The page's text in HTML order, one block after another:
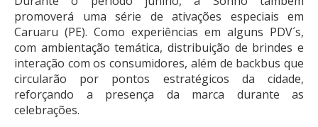
promoverá uma série de ativações especiais em
Caruaru (PE). Como experiências em alguns PDV´s,
com ambientação temática, distribuição de brindes e
interação com os consumidores, além de backbus que
circularão por pontos estratégicos da cidade,
reforçando a presença da marca durante as
celebrações.